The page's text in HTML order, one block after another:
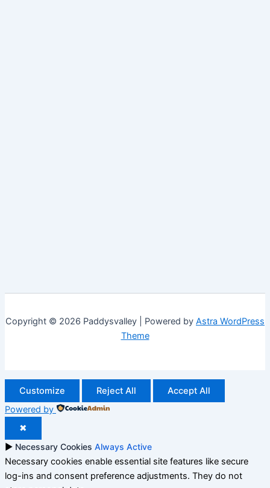
Copyright © 2026 Paddysvalley | Powered by Astra WordPress
Theme
Customize Reject All
Accept All
Powered by
✖
► Necessary Cookies Always Active
Necessary cookies enable essential site features like secure
log-ins and consent preference adjustments. They do not